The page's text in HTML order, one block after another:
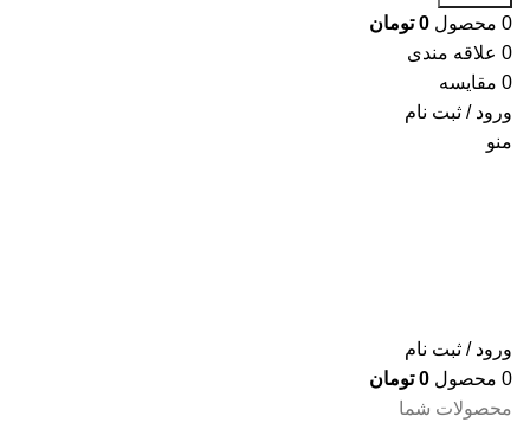
0 محصول 0 تومان
0 علاقه مندی
0 مقایسه
ورود / ثبت نام
منو
ورود / ثبت نام
0 محصول 0 تومان
محصولات شما